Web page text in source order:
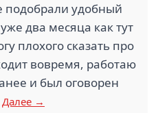
подобрали удобный
два месяца как тут
плохого сказать про
вовремя, работаю
и был оговорен
Далее →